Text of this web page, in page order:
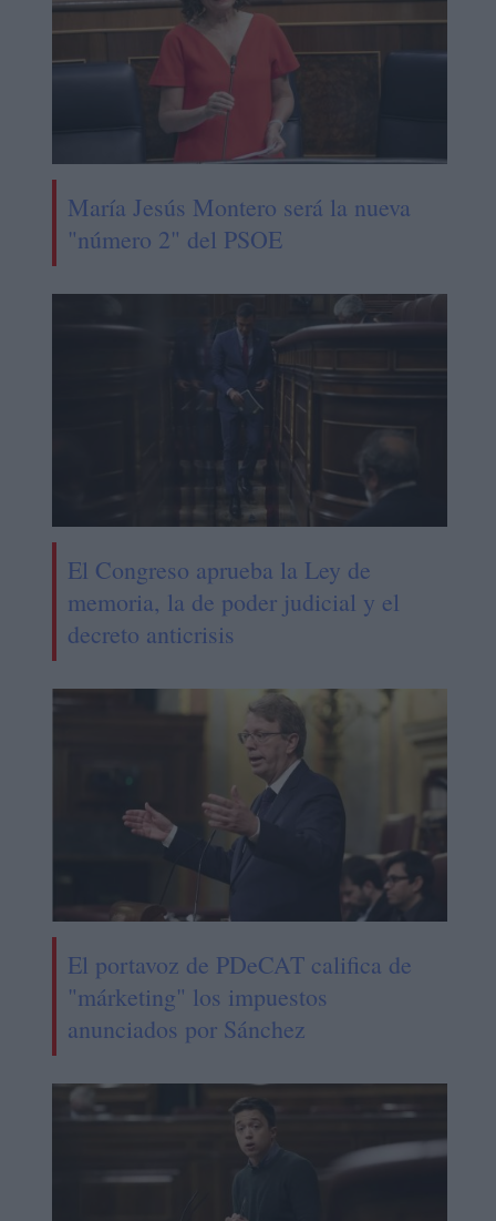
María Jesús Montero será la nueva
"número 2" del PSOE
El Congreso aprueba la Ley de
memoria, la de poder judicial y el
decreto anticrisis
El portavoz de PDeCAT califica de
"márketing" los impuestos
anunciados por Sánchez